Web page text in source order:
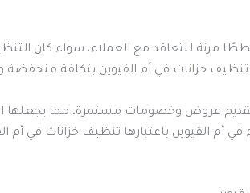
مرنة للتعاقد مع العملاء، سواء كان
خزانات في أم القيوين بتكلفة منخفضة
عروض وخصومات مستمرة، مما يجعلها
القيوين باعتبارها تنظيف خزانات في أم